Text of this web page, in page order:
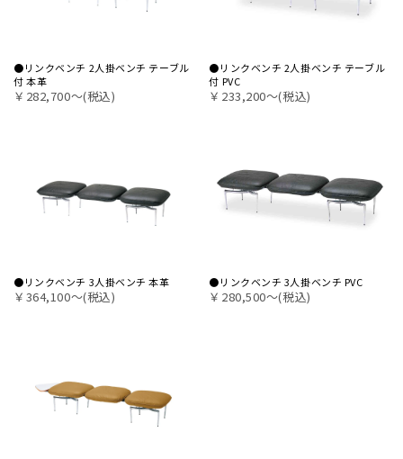
●リンクベンチ 2人掛ベンチ テーブル
付 本革
￥282,700〜(税込)
●リンクベンチ 2人掛ベンチ テーブル
付 PVC
￥233,200〜(税込)
●リンクベンチ 3人掛ベンチ 本革
￥364,100〜(税込)
●リンクベンチ 3人掛ベンチ PVC
￥280,500〜(税込)